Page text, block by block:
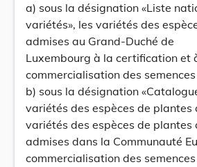
a) sous la désignation «Liste
variétés», les variétés des
admises au Grand-Duché de
Luxembourg à la certification et
commercialisation des
b) sous la désignation
variétés des espèces de plantes
variétés des espèces de plantes
admises dans la Communauté
commercialisation des